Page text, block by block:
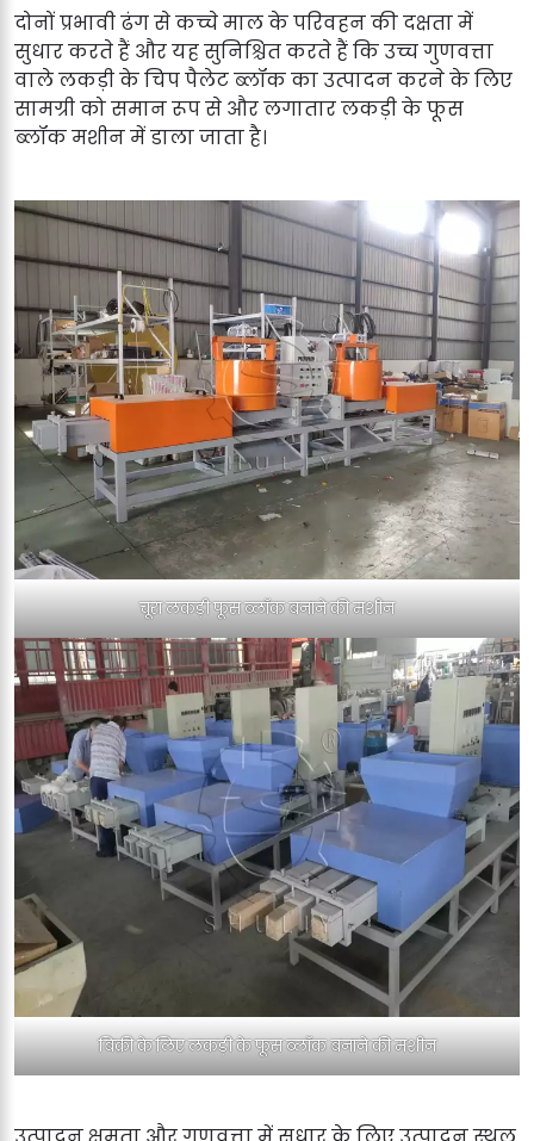
दोनों प्रभावी ढंग से कच्चे माल के परिवहन की दक्षता में
सुधार करते हैं और यह सुनिश्चित करते हैं कि उच्च गुणवत्ता
वाले लकड़ी के चिप पैलेट ब्लॉक का उत्पादन करने के लिए
सामग्री को समान रूप से और लगातार लकड़ी के फूस
ब्लॉक मशीन में डाला जाता है।
चूरा लकड़ी फूस ब्लॉक बनाने की मशीन
बिक्री के लिए लकड़ी के फूस ब्लॉक बनाने की मशीन